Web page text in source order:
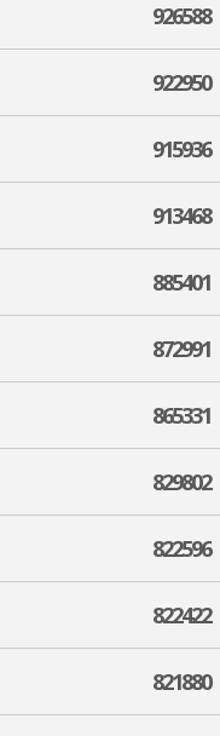
926588
922950
915936
913468
885401
872991
865331
829802
822596
822422
821880